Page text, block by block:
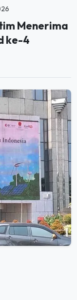
Menerima
ke-4